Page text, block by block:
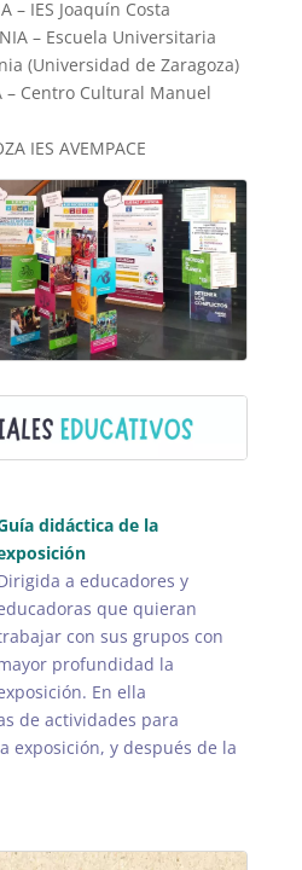
– IES Joaquín Costa
– Escuela Universitaria
(Universidad de Zaragoza)
– Centro Cultural Manuel
IES AVEMPACE
didáctica de la
a educadores y
que quieran
con sus grupos con
profundidad la
En ella
de actividades para
exposición, y después de la